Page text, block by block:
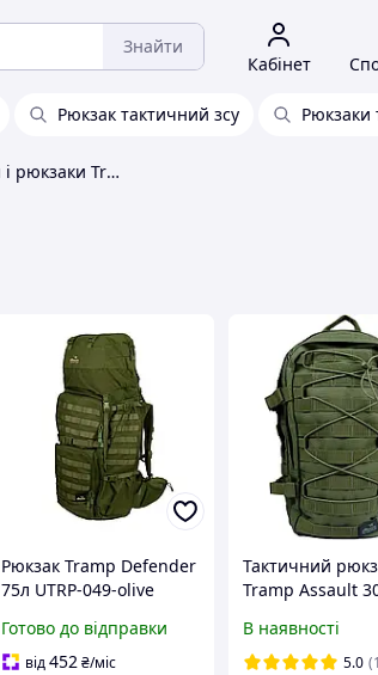
Знайти
Кабінет
Рюкзак тактичний зсу Рюкзаки
Армійські спецсумки і рюкзаки Tramp
Рюкзак Tramp Defender
75л UTRP-049-olive
Готово до відправки
від452₴/міс
Тактичний
Tramp Assault
В наявності
5.0